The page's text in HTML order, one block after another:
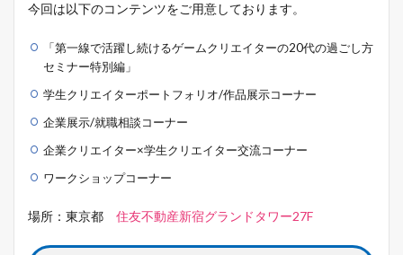
今回は以下のコンテンツをご用意しております。
「第一線で活躍し続けるゲームクリエイターの20代の過ごし方
セミナー特別編」
学生クリエイターポートフォリオ/作品展示コーナー
企業展示/就職相談コーナー
企業クリエイター×学生クリエイター交流コーナー
ワークショップコーナー
場所：東京都 住友不動産新宿グランドタワー27F